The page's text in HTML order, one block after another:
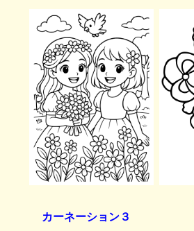
カーネーション３